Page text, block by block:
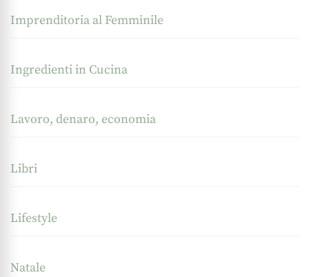
Imprenditoria al Femminile
Ingredienti in Cucina
Lavoro, denaro, economia
Libri
Lifestyle
Natale